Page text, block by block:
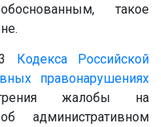
такое
Кодекса Российской
правонарушениях
жалобы на
административном